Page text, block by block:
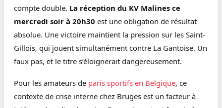
compte double. La réception du KV Malines ce
mercredi soir à 20h30 est une obligation de résultat
absolue. Une victoire maintient la pression sur les Saint-
Gillois, qui jouent simultanément contre La Gantoise. Un
faux pas, et le titre s’éloignerait dangereusement.
Pour les amateurs de paris sportifs en Belgique, ce
contexte de crise interne chez Bruges est un facteur à